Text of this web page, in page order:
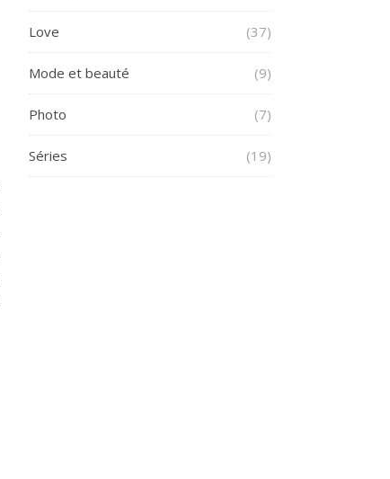
Love (37)
Mode et beauté (9)
Photo (7)
Séries (19)